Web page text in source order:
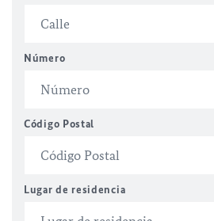
Número
Código Postal
Lugar de residencia